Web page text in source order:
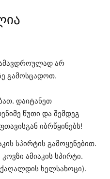
არ
გამოსცადოთ.
დაიტანეთ
წუთი და შემდეგ
იბრწყინებს!
სპირტის გამოყენებით.
ამიაკის სპირტი.
ხელსახოცი).